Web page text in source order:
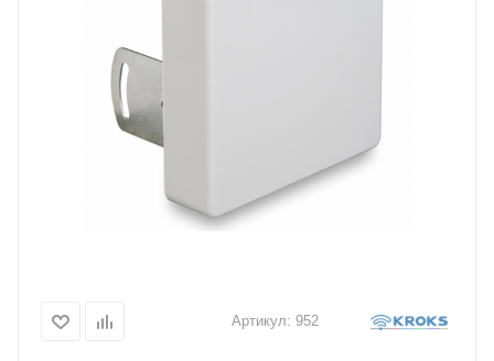
Артикул: 952